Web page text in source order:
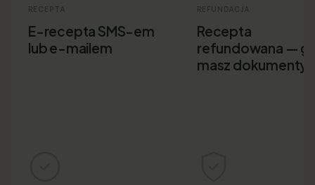
RECEPTA
E-recepta SMS-em
lub e-mailem
REFUNDACJA
Recepta
refundowana —
masz dokumenty